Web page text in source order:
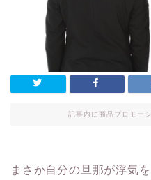
記事内に商品プロモー
まさか自分の旦那が浮気